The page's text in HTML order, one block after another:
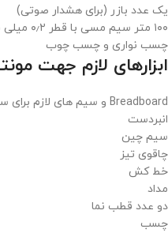
یک عدد بازر (برای هشدار صوتی)
۱۰۰ متر سیم مسی با قطر ۰٫۲ میلی متر
چسب نواری و چسب چوب
ابزارهای لازم جهت
Breadboard و سیم های لازم برای ساخت برد الکترونیکی فلزیاب
انبردست
سیم چین
چاقوی تیز
خط کش
مداد
دو عدد قطب نما
چسب